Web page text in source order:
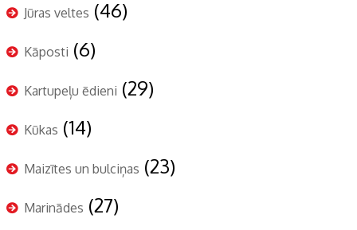
Jūras veltes (46)
Kāposti (6)
Kartupeļu ēdieni (29)
Kūkas (14)
Maizītes un bulciņas (23)
Marinādes (27)